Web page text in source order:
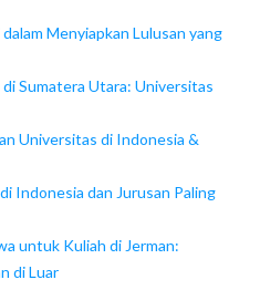
Menyiapkan Lulusan yang
Sumatera Utara: Universitas
Universitas di Indonesia &
Indonesia dan Jurusan Paling
untuk Kuliah di Jerman:
di Luar